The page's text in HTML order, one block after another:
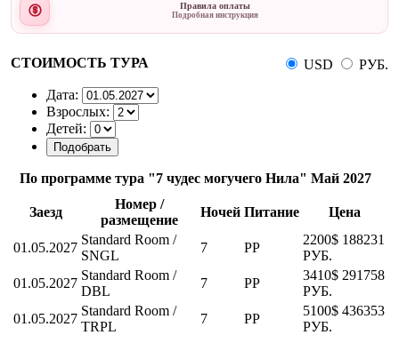
Правила оплаты
Подробная инструкция
СТОИМОСТЬ ТУРА USD
РУБ.
Дата:
Взрослых:
Детей:
По программе тура "7 чудес могучего Нила" Май 2027
Заезд
Номер /
размещение
Ночей Питание Цена
01.05.2027
Standard Room /
SNGL
7 PP
2200$ 188231
РУБ.
01.05.2027
Standard Room /
DBL
7 PP
3410$ 291758
РУБ.
01.05.2027
Standard Room /
TRPL
7 PP
5100$ 436353
РУБ.